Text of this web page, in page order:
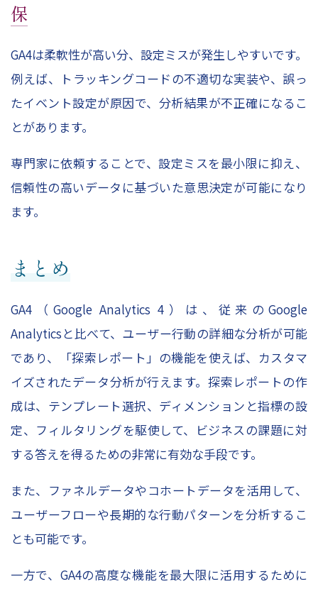
保
GA4は柔軟性が高い分、設定ミスが発生しやすいです。
例えば、トラッキングコードの不適切な実装や、誤っ
たイベント設定が原因で、分析結果が不正確になるこ
とがあります。
専門家に依頼することで、設定ミスを最小限に抑え、
信頼性の高いデータに基づいた意思決定が可能になり
ます。
まとめ
GA4（Google Analytics 4）は、従来のGoogle
Analyticsと比べて、ユーザー行動の詳細な分析が可能
であり、「探索レポート」の機能を使えば、カスタマ
イズされたデータ分析が行えます。探索レポートの作
成は、テンプレート選択、ディメンションと指標の設
定、フィルタリングを駆使して、ビジネスの課題に対
する答えを得るための非常に有効な手段です。
また、ファネルデータやコホートデータを活用して、
ユーザーフローや長期的な行動パターンを分析するこ
とも可能です。
一方で、GA4の高度な機能を最大限に活用するために